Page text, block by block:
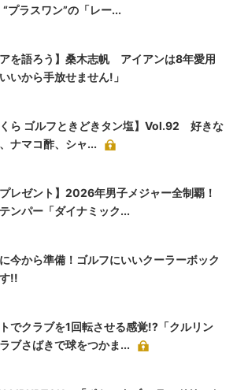
ラスワン”の「レー...
アを語ろう】桑木志帆 アイアンは8年愛用
いから手放せません!」
くら ゴルフときどきタン塩】Vol.92 好きな
ナマコ酢、シャ...
プレゼント】2026年男子メジャー全制覇！
ンパー「ダイナミック...
今から準備！ゴルフにいいクーラーボック
!!
でクラブを1回転させる感覚!?「クルリン
ブさばきで球をつかま...